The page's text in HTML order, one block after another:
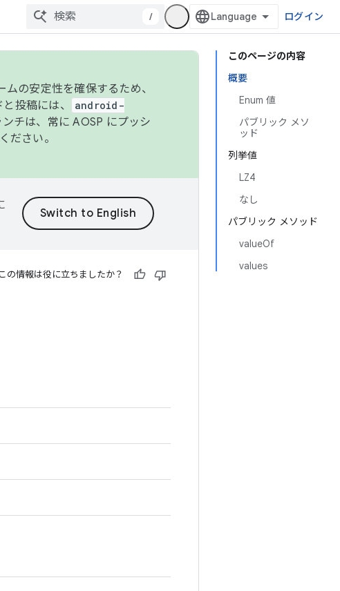
/ ログイン
このページの内容
概要
Enum 値
パブリック メソ
ッド
列挙値
LZ4
なし
パブリック メソッド
valueOf
values
の安定性を確保するため、
投稿には、
android-
チは、常に AOSP にプッシ
ださい。
この情報は役に立ちましたか？